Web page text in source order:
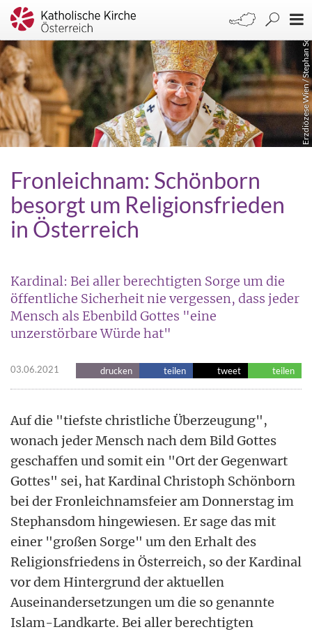
Erzdiözese Wien / Stephan Schönlaub
Fronleichnam: Schönborn
besorgt um Religionsfrieden
in Österreich
Kardinal: Bei aller berechtigten Sorge um die
öffentliche Sicherheit nie vergessen, dass jeder
Mensch als Ebenbild Gottes "eine
unzerstörbare Würde hat"
03.06.2021 drucken teilen tweet teilen
Auf die "tiefste christliche Überzeugung",
wonach jeder Mensch nach dem Bild Gottes
geschaffen und somit ein "Ort der Gegenwart
Gottes" sei, hat Kardinal Christoph Schönborn
bei der Fronleichnamsfeier am Donnerstag im
Stephansdom hingewiesen. Er sage das mit
einer "großen Sorge" um den Erhalt des
Religionsfriedens in Österreich, so der Kardinal
vor dem Hintergrund der aktuellen
Auseinandersetzungen um die so genannte
Islam-Landkarte. Bei aller berechtigten